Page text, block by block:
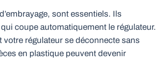
sont essentiels. Ils
coupe automatiquement le régulateur.
régulateur se déconnecte sans
en plastique peuvent devenir